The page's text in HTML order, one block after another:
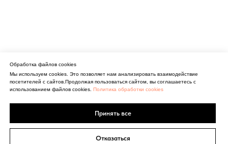
Обработка файлов cookies
Мы используем cookies. Это позволяет нам анализировать взаимодействие
посетителей с сайтов.Продолжая пользоваться сайтом, вы соглашаетесь с
использованием файлов cookies. Политика обработки cookies
Принять все
Отказаться